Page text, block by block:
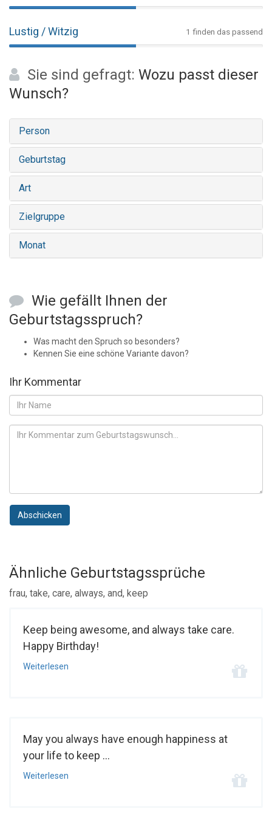
Lustig / Witzig 1 finden das passend
Sie sind gefragt: Wozu passt dieser
Wunsch?
Person
Geburtstag
Art
Zielgruppe
Monat
Wie gefällt Ihnen der
Geburtstagsspruch?
Was macht den Spruch so besonders?
Kennen Sie eine schöne Variante davon?
Ihr Kommentar
Abschicken
Ähnliche Geburtstagssprüche
frau, take, care, always, and, keep
Keep being awesome, and always take care.
Happy Birthday!
Weiterlesen
May you always have enough happiness at
your life to keep ...
Weiterlesen